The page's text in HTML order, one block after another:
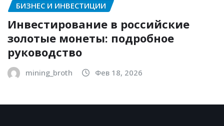
БИЗНЕС И ИНВЕСТИЦИИ
Инвестирование в российские
золотые монеты: подробное
руководство
mining_broth Фев 18, 2026